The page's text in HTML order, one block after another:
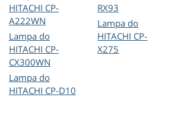
HITACHI CP-
A222WN
Lampa do
HITACHI CP-
CX300WN
Lampa do
HITACHI CP-D10
RX93
Lampa do
HITACHI CP-
X275